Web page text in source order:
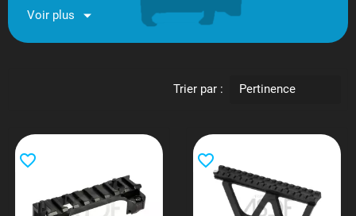
Voir plus
Trier par : Pertinence
favorite_border favorite_border